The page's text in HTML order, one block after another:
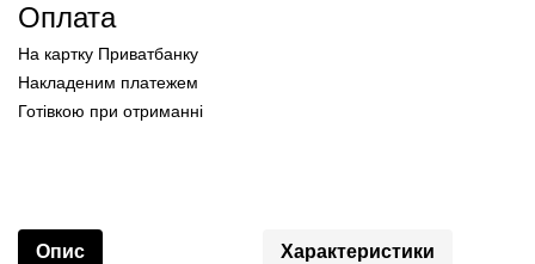
Оплата
На картку Приватбанку
Накладеним платежем
Готівкою при отриманні
Опис Характеристики